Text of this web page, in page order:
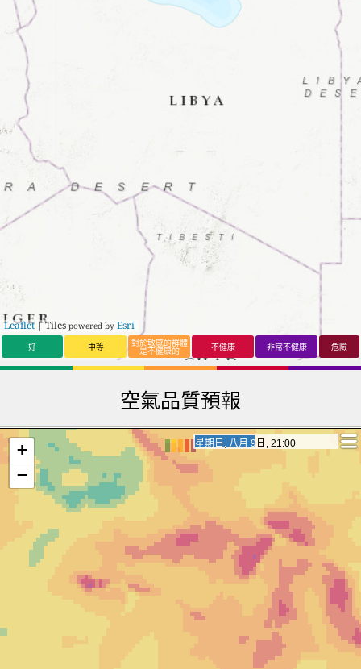
Leaflet | Tiles powered by Esri
好 中等 對於敏感的群體
是不健康的 不健康 非常不健康 危險
空氣品質預報
星期一, 八月 10日, 14:00
星期一, 八月 10日, 14:00
+
−